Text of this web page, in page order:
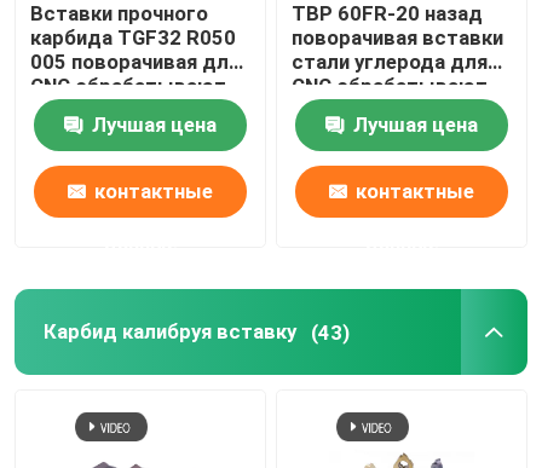
Твердые лезвия пилы карбида
Держатель инструмента CNC
Вставки прочного
карбида TGF32 R050
005 поворачивая для
CNC обрабатывают
калибровать на
токарном станке
подвергать
механической
обработке
Лучшая цена
контактные
TBP 60FR-20 назад
поворачивая вставки
стали углерода для
CNC обрабатывают
стальной подвергать
на токарном станке
механической
обработке частей
Лучшая цена
контактные
Карбид калибруя вставку (43)